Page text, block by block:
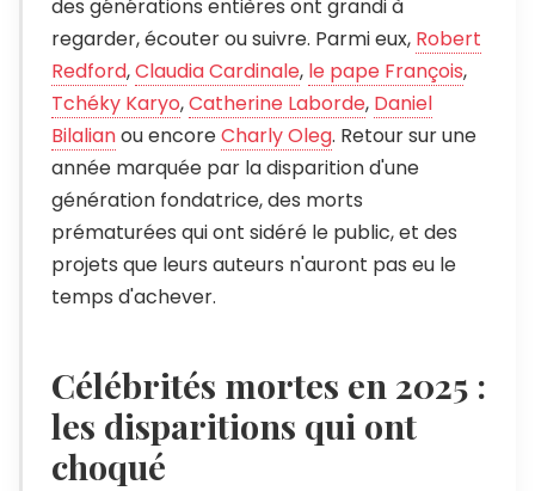
des générations entières ont grandi à
regarder, écouter ou suivre. Parmi eux, Robert
Redford,Claudia Cardinale, le pape François,
Tchéky Karyo,Catherine Laborde, Daniel
Bilalianou encoreCharly Oleg. Retour sur une
année marquée par la disparition d'une
génération fondatrice, des morts
prématurées qui ont sidéré le public, et des
projets que leurs auteurs n'auront pas eu le
temps d'achever.
Célébrités mortes en 2025 :
les disparitions qui ont
choqué